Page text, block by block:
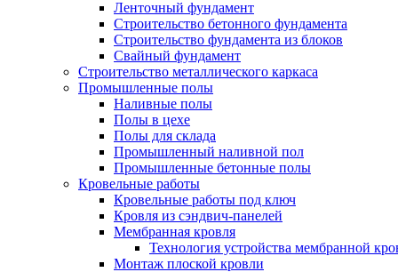
Ленточный фундамент
Строительство бетонного фундамента
Строительство фундамента из блоков
Свайный фундамент
Строительство металлического каркаса
Промышленные полы
Наливные полы
Полы в цехе
Полы для склада
Промышленный наливной пол
Промышленные бетонные полы
Кровельные работы
Кровельные работы под ключ
Кровля из сэндвич-панелей
Мембранная кровля
Технология устройства мембранной
Монтаж плоской кровли